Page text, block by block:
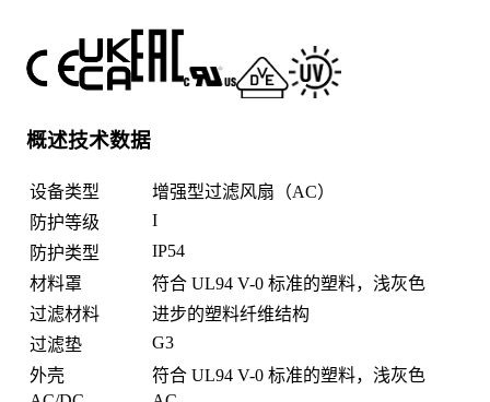
概述技术数据
设备类型
增强型过滤风扇（AC）
防护等级
I
防护类型
IP54
材料罩
符合 UL94 V-0 标准的塑料，浅灰色
过滤材料
进步的塑料纤维结构
过滤垫
G3
外壳
符合 UL94 V-0 标准的塑料，浅灰色